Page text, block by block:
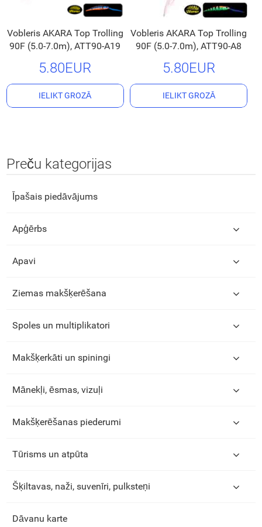
Vobleris AKARA Top Trolling
90F (5.0-7.0m), ATT90-A19
5.80EUR
IELIKT GROZĀ
Vobleris AKARA Top Trolling
90F (5.0-7.0m), ATT90-A8
5.80EUR
IELIKT GROZĀ
Preču kategorijas
Īpašais piedāvājums
Apģērbs
Apavi
Ziemas makšķerēšana
Spoles un multiplikatori
Makšķerkāti un spiningi
Mānekļi, ēsmas, vizuļi
Makšķerēšanas piederumi
Tūrisms un atpūta
Šķiltavas, naži, suvenīri, pulksteņi
Dāvanu karte